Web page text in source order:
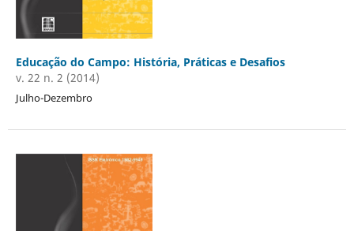
Educação do Campo: História, Práticas e Desafios
v. 22 n. 2 (2014)
Julho-Dezembro